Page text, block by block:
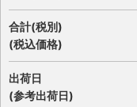
合計(税別)
(税込価格)
出荷日
(参考出荷日)